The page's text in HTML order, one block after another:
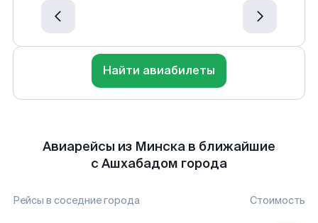
Найти авиабилеты
Авиарейсы из Минска в ближайшие
с Ашхабадом города
Рейсы в соседние города Стоимость